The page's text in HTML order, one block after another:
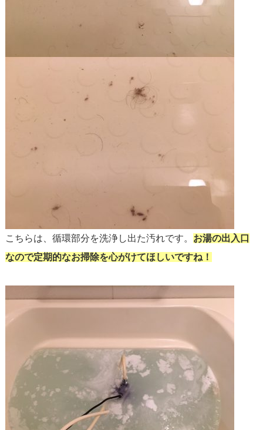
こちらは、循環部分を洗浄し出た汚れです。 お湯の出入口
なので定期的なお掃除を心がけてほしいですね！